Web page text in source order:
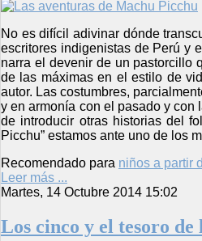
No es difícil adivinar dónde
escritores indigenistas de Perú y
narra el devenir de un pastorcillo
de las máximas en el estilo de
autor. Las costumbres,
y en armonía con el pasado y con
de introducir otras historias del
Picchu” estamos ante uno de los
Recomendado para niños a partir
Leer más ...
Martes, 14 Octubre 2014 15:02
Los cinco y el tesoro de